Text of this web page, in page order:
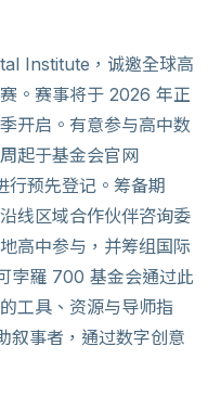
Institute，诚邀全球高
。赛事将于 2026 年正
开启。有意参与高中数
起于基金会官网
预先登记。筹备期
线区域合作伙伴咨询委
高中参与，并筹组国际
孛羅 700 基金会通过此
工具、资源与导师指
叙事者，通过数字创意